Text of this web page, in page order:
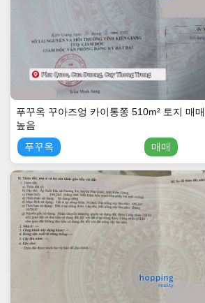
푸꾸옥 꾸아즈엉 카이통쫑 510m² 토지 매
높음
푸꾸옥
매매